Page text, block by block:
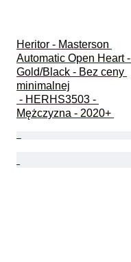
Heritor - Masterson
Automatic Open Heart -
Gold/Black - Bez ceny
minimalnej
Mężczyzna - 2020+